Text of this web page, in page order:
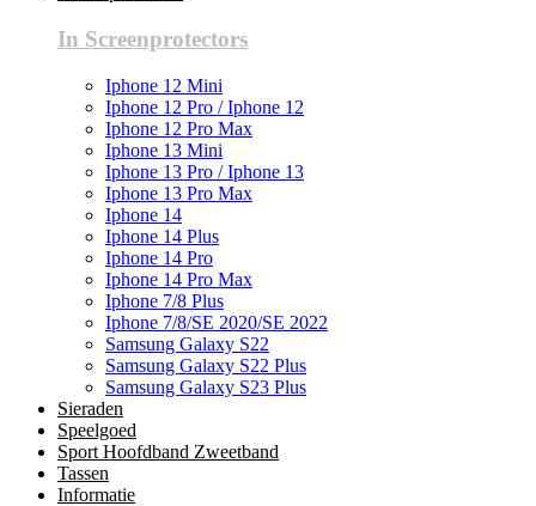
In Screenprotectors
Iphone 12 Mini
Iphone 12 Pro / Iphone 12
Iphone 12 Pro Max
Iphone 13 Mini
Iphone 13 Pro / Iphone 13
Iphone 13 Pro Max
Iphone 14
Iphone 14 Plus
Iphone 14 Pro
Iphone 14 Pro Max
Iphone 7/8 Plus
Iphone 7/8/SE 2020/SE 2022
Samsung Galaxy S22
Samsung Galaxy S22 Plus
Samsung Galaxy S23 Plus
Sieraden
Speelgoed
Sport Hoofdband Zweetband
Tassen
Informatie